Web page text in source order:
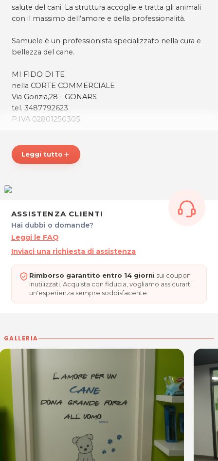
salute del cani. La struttura accoglie e tratta gli animali
con il massimo dell’amore e della professionalità.
Samuele è un professionista specializzato nella cura e
bellezza del cane.
MI FIDO DI TE
nella CORTE COMMERCIALE
Via Gorizia,28 - GONARS
tel. 3487792623
P.IVA 02801250305
acquisto scrivi a posta@espevia.it
Leggi tutto add
ASSISTENZA CLIENTI
Hai dubbi o domande?
Leggi le FAQ
Inviaci una richiesta di assistenza
Rimborso garantito entro 14 giorni sui coupon
inutilizzati. Acquista con fiducia, vogliamo assicurarti
un'esperienza sempre soddisfacente.
GALLERIA